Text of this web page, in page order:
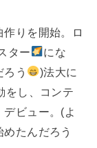
りを開始。ロ
ター
にな
う
)法大に
をし、コンテ
ビュー。(よ
たんだろう